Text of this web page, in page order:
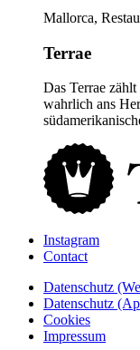
Mallorca,
Terrae
Das Terrae
wahrlich ans
Instagram
Contact
Daten­schutz­
Daten­schutz­
Cookies
Impressum